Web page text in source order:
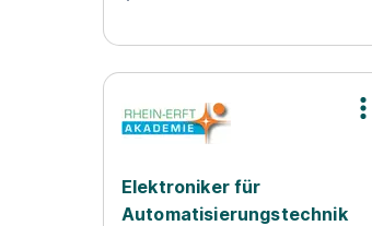
Elektroniker für
Automatisierungstechnik